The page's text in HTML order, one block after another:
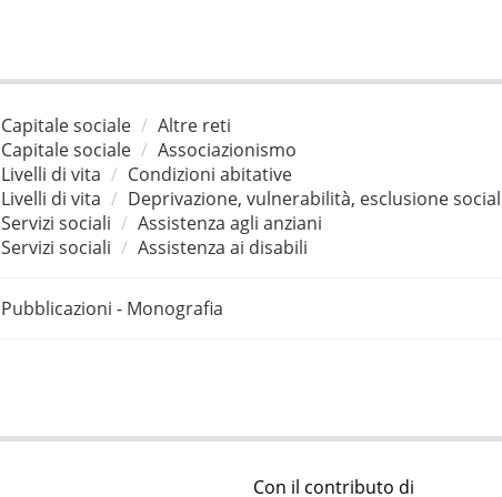
Capitale sociale
Altre reti
Capitale sociale
Associazionismo
Livelli di vita
Condizioni abitative
Livelli di vita
Deprivazione, vulnerabilità, esclusione
Servizi sociali
Assistenza agli anziani
Servizi sociali
Assistenza ai disabili
Pubblicazioni - Monografia
Con il contributo di